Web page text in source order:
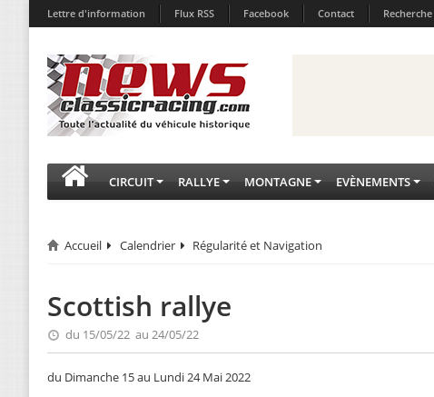
Lettre d'information Flux RSS Facebook Contact Recherche
CIRCUIT RALLYE MONTAGNE EVÈNEMENTS
Accueil Calendrier Régularité et Navigation
Scottish rallye
du 15/05/22 au 24/05/22
du Dimanche 15 au Lundi 24 Mai 2022